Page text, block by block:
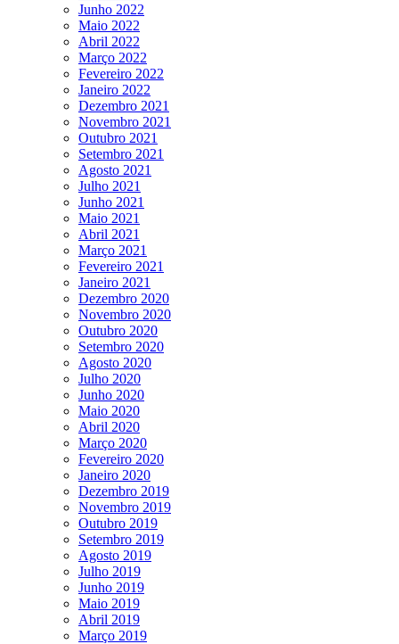
Junho 2022
Maio 2022
Abril 2022
Março 2022
Fevereiro 2022
Janeiro 2022
Dezembro 2021
Novembro 2021
Outubro 2021
Setembro 2021
Agosto 2021
Julho 2021
Junho 2021
Maio 2021
Abril 2021
Março 2021
Fevereiro 2021
Janeiro 2021
Dezembro 2020
Novembro 2020
Outubro 2020
Setembro 2020
Agosto 2020
Julho 2020
Junho 2020
Maio 2020
Abril 2020
Março 2020
Fevereiro 2020
Janeiro 2020
Dezembro 2019
Novembro 2019
Outubro 2019
Setembro 2019
Agosto 2019
Julho 2019
Junho 2019
Maio 2019
Abril 2019
Março 2019